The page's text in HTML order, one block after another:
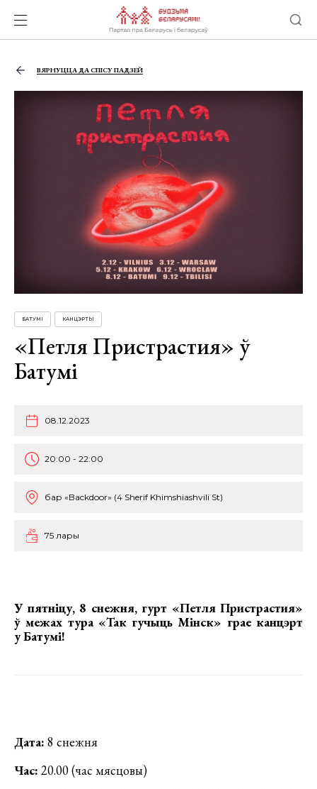
ВЯРНУЦЦА ДА СПІСУ ПАДЗЕЙ
БАТУМІ КАНЦЭРТЫ
«Петля Пристрастия» ў
Батумі
08.12.2023
20:00 - 22:00
бар «Backdoor» (4 Sherif Khimshiashvili St)
75 лары
У пятніцу, 8 снежня, гурт «Петля Пристрастия»
ў межах тура «Так гучыць Мінск» грае канцэрт
у Батумі!
Дата: 8 снежня
Час: 20.00 (час мясцовы)